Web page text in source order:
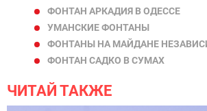
ФОНТАН АРКАДИЯ В ОДЕССЕ
УМАНСКИЕ ФОНТАНЫ
ФОНТАНЫ НА МАЙДАНЕ
ФОНТАН САДКО В СУМАХ
ЧИТАЙ ТАКЖЕ